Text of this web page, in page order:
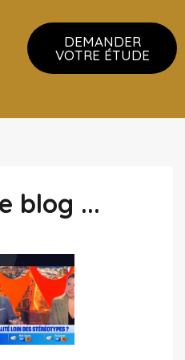
DEMANDER
VOTRE ÉTUDE
blog ...